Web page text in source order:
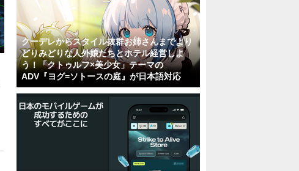
クーデレからスタイル抜群お姉さんまでより
どりみどりな人外娘たちとホテル経営しよ
う！「クトゥルフ×美少女」テーマの
ADV『ヨグ=ソトースの庭』が日本語対応